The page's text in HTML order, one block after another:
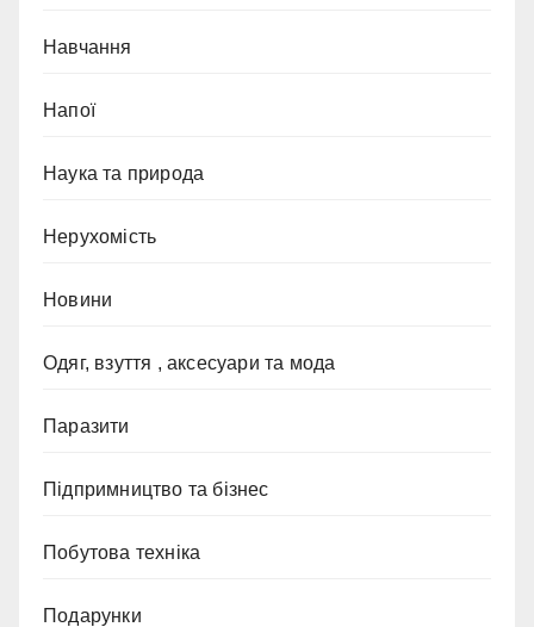
Навчання
Напої
Наука та природа
Нерухомість
Новини
Одяг, взуття , аксесуари та мода
Паразити
Підпримництво та бізнес
Побутова техніка
Подарунки